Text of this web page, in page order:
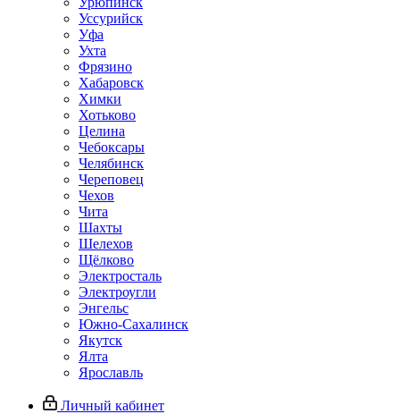
Уссурийск
Уфа
Ухта
Фрязино
Хабаровск
Химки
Хотьково
Целина
Чебоксары
Челябинск
Череповец
Чехов
Чита
Шахты
Шелехов
Щёлково
Электросталь
Электроугли
Энгельс
Южно-Сахалинск
Якутск
Ялта
Ярославль
Личный кабинет